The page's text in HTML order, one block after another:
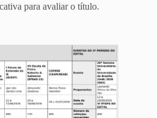
para avaliar o título.